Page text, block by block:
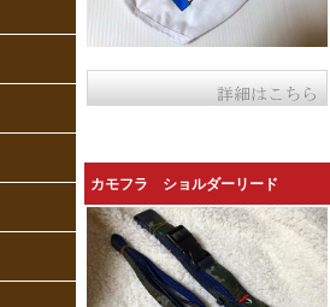
カモフラ ショルダーリード